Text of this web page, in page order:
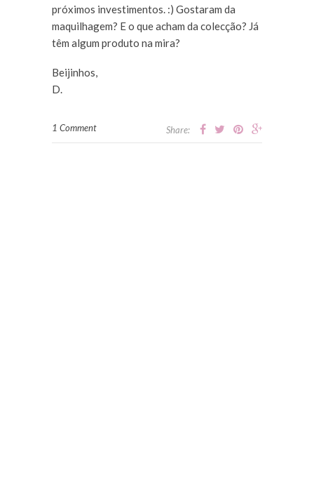
próximos investimentos. :) Gostaram da
maquilhagem? E o que acham da colecção? Já
têm algum produto na mira?
Beijinhos,
D.
1 Comment Share: